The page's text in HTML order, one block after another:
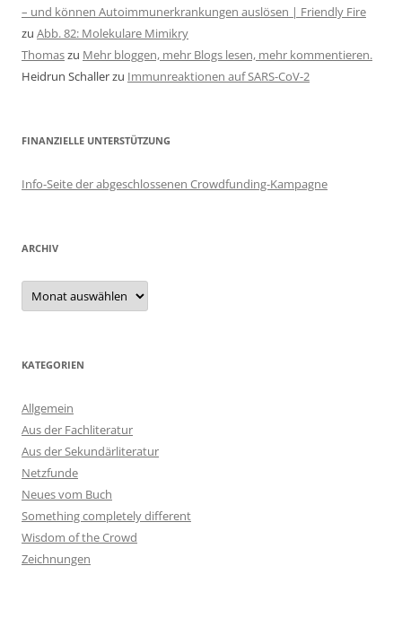
– und können Autoimmunerkrankungen auslösen | Friendly Fire
zu Abb. 82: Molekulare Mimikry
Thomaszu Mehr bloggen, mehr Blogs lesen, mehr kommentieren.
Heidrun Schallerzu Immunreaktionen auf SARS-CoV-2
FINANZIELLE UNTERSTÜTZUNG
Info-Seite der abgeschlossenen Crowdfunding-Kampagne
ARCHIV
Archiv
KATEGORIEN
Allgemein
Aus der Fachliteratur
Aus der Sekundärliteratur
Netzfunde
Neues vom Buch
Something completely different
Wisdom of the Crowd
Zeichnungen